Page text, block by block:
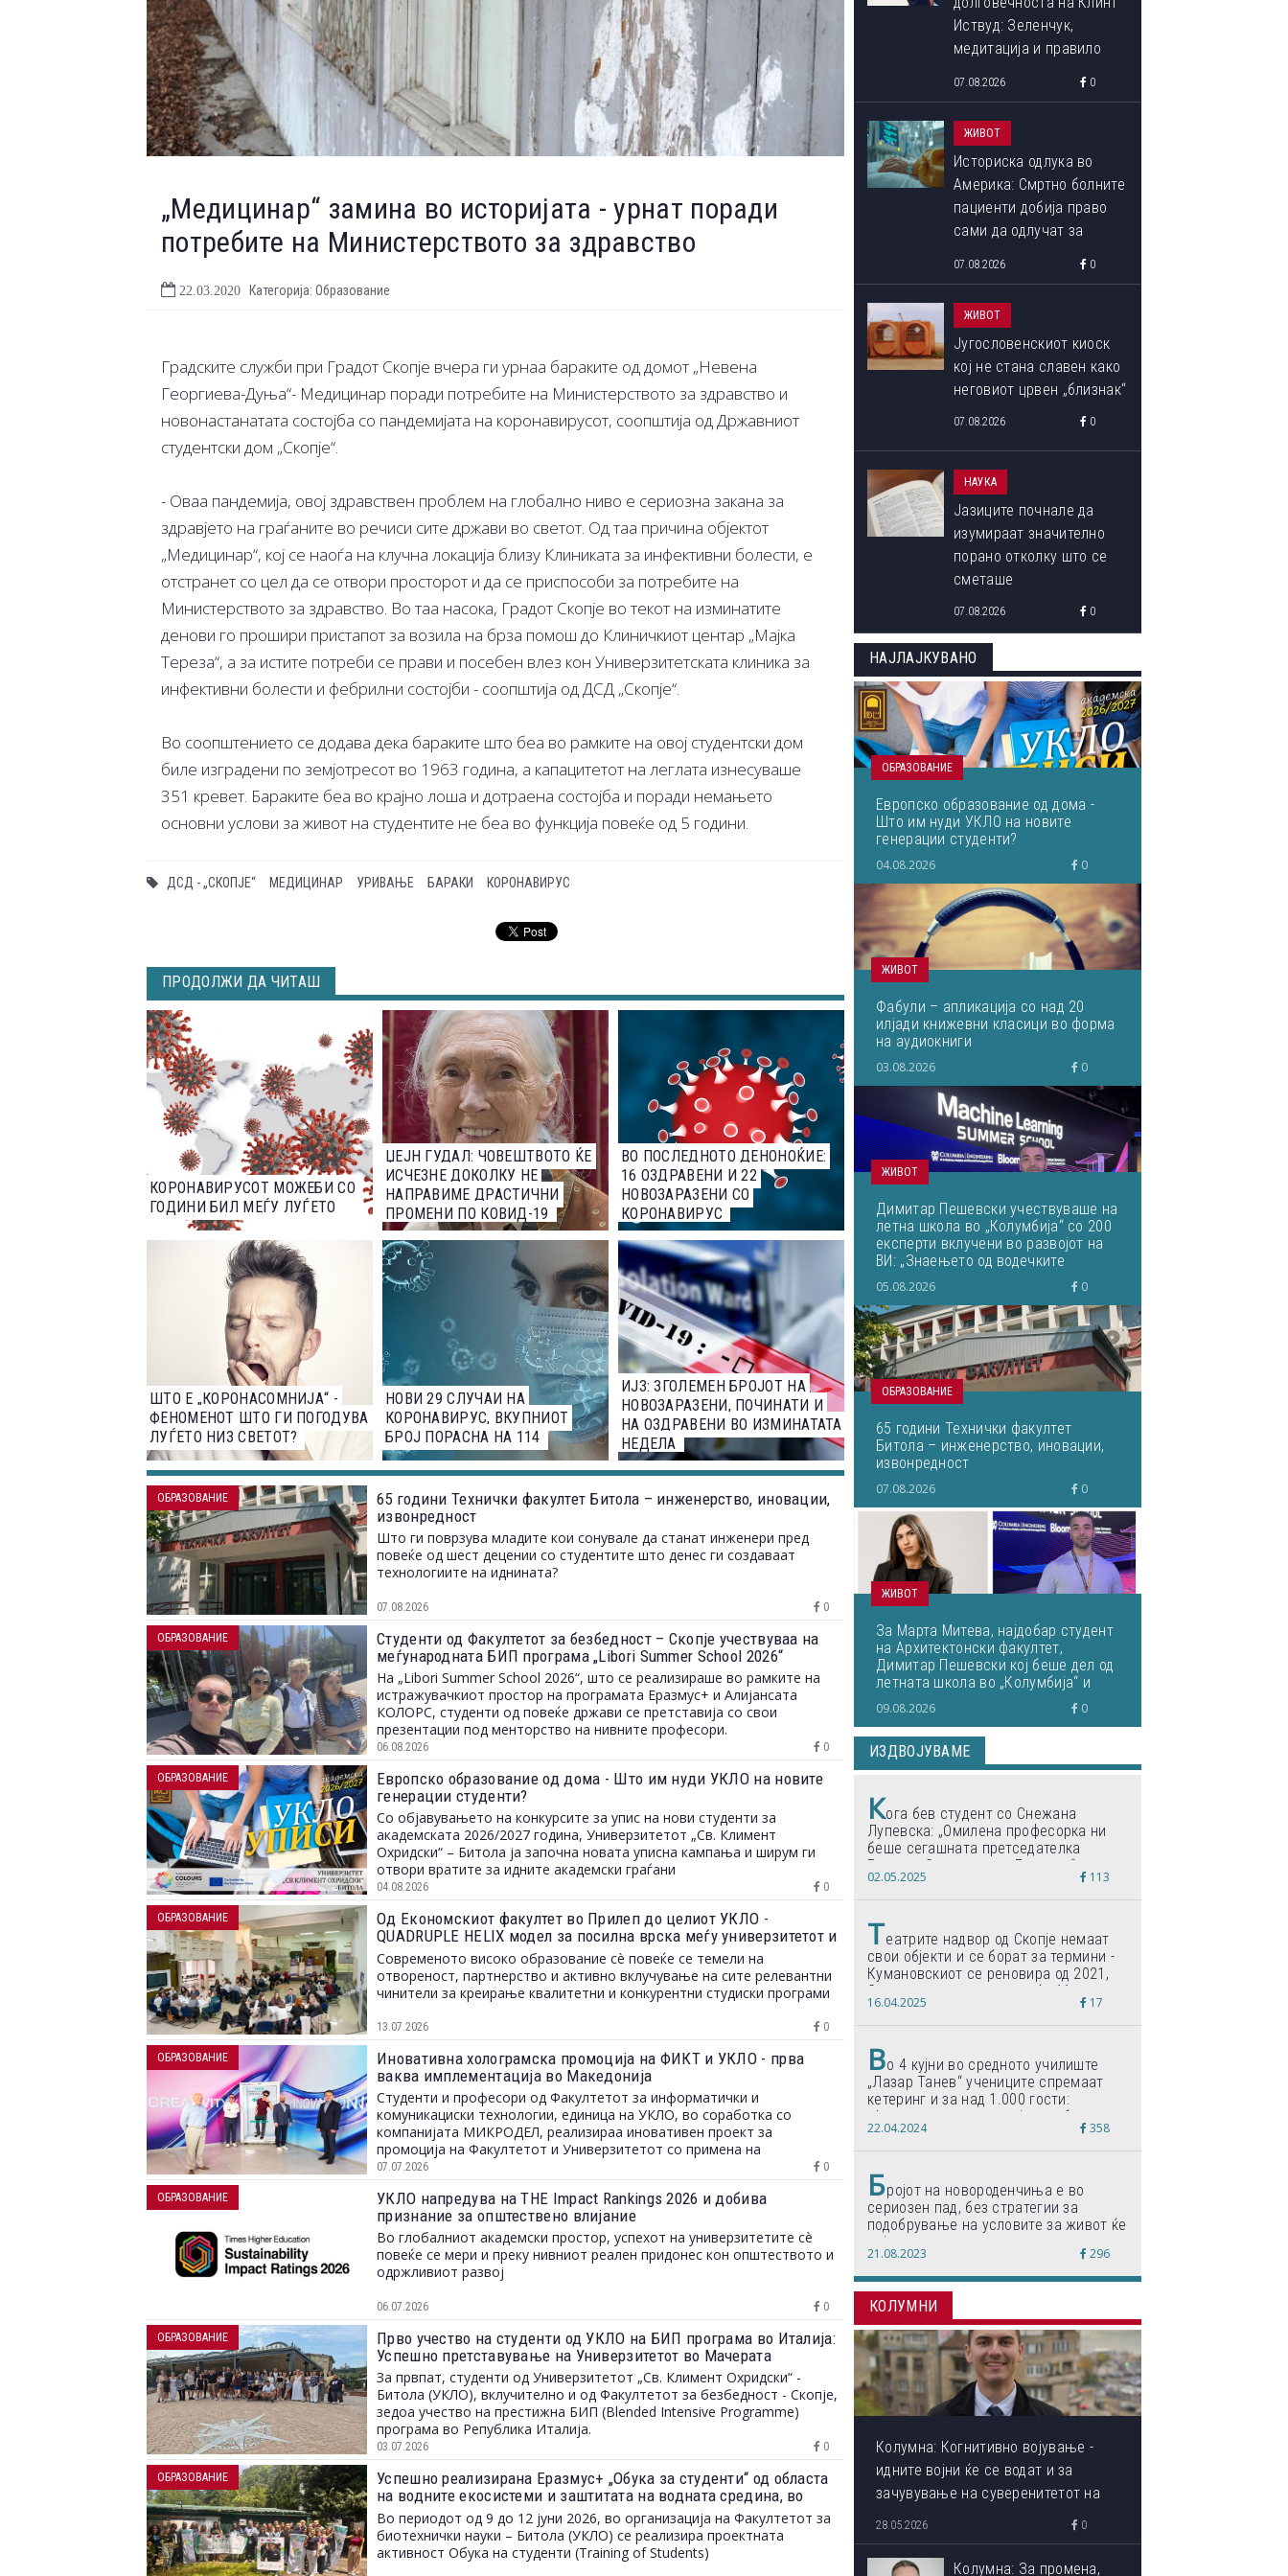
„Медицинар“ замина во историјата - урнат поради
потребите на Министерството за здравство
22.03.2020 Категорија: Образование
Градските служби при Градот Скопје вчера ги урнаа бараките од домот „Невена
Георгиева-Дуња“- Медицинар поради потребите на Министерството за здравство и
новонастанатата состојба со пандемијата на коронавирусот, соопштија од Државниот
студентски дом „Скопје“.
- Оваа пандемија, овој здравствен проблем на глобално ниво е сериозна закана за
здравјето на граѓаните во речиси сите држави во светот. Од таа причина објектот
„Медицинар“, кој се наоѓа на клучна локација близу Клиниката за инфективни болести, е
отстранет со цел да се отвори просторот и да се приспособи за потребите на
Министерството за здравство. Во таа насока, Градот Скопје во текот на изминатите
денови го прошири пристапот за возила на брза помош до Клиничкиот центар „Мајка
Тереза“, а за истите потреби се прави и посебен влез кон Универзитетската клиника за
инфективни болести и фебрилни состојби - соопштија од ДСД „Скопје“.
Во соопштението се додава дека бараките што беа во рамките на овој студентски дом
биле изградени по земјотресот во 1963 година, а капацитетот на леглата изнесуваше
351 кревет. Бараките беа во крајно лоша и дотраена состојба и поради немањето
основни услови за живот на студентите не беа во функција повеќе од 5 години.
ДСД - „СКОПЈЕ“ МЕДИЦИНАР УРИВАЊЕ БАРАКИ КОРОНАВИРУС
ПРОДОЛЖИ ДА ЧИТАШ
КОРОНАВИРУСОТ МОЖЕБИ СО
ГОДИНИ БИЛ МЕЃУ ЛУЃЕТО
ЏЕЈН ГУДАЛ: ЧОВЕШТВОТО ЌЕ
ИСЧЕЗНЕ ДОКОЛКУ НЕ
НАПРАВИМЕ ДРАСТИЧНИ
ПРОМЕНИ ПО КОВИД-19
ВО ПОСЛЕДНОТО ДЕНОНОЌИЕ:
16 ОЗДРАВЕНИ И 22
НОВОЗАРАЗЕНИ СО
КОРОНАВИРУС
ШТО Е „КОРОНАСОМНИЈА“ -
ФЕНОМЕНОТ ШТО ГИ ПОГОДУВА
ЛУЃЕТО НИЗ СВЕТОТ?
НОВИ 29 СЛУЧАИ НА
КОРОНАВИРУС, ВКУПНИОТ
БРОЈ ПОРАСНА НА 114
ИЈЗ: ЗГОЛЕМЕН БРОЈОТ НА
НОВОЗАРАЗЕНИ, ПОЧИНАТИ И
НА ОЗДРАВЕНИ ВО ИЗМИНАТАТА
НЕДЕЛА
65 години Технички факултет Битола – инженерство, иновации,
извонредност
Што ги поврзува младите кои сонувале да станат инженери пред
повеќе од шест децении со студентите што денес ги создаваат
технологиите на иднината?
07.08.2026 0
ОБРАЗОВАНИЕ
Студенти од Факултетот за безбедност – Скопје учествуваа на
меѓународната БИП програма „Libori Summer School 2026“
На „Libori Summer School 2026“, што се реализираше во рамките на
истражувачкиот простор на програмата Еразмус+ и Алијансата
КОЛОРС, студенти од повеќе држави се претставија со свои
презентации под менторство на нивните професори.
06.08.2026 0
ОБРАЗОВАНИЕ
Европско образование од дома - Што им нуди УКЛО на новите
генерации студенти?
Со објавувањето на конкурсите за упис на нови студенти за
академската 2026/2027 година, Универзитетот „Св. Климент
Охридски“ – Битола ја започна новата уписна кампања и ширум ги
отвори вратите за идните академски граѓани
04.08.2026 0
ОБРАЗОВАНИЕ
Од Економскиот факултет во Прилеп до целиот УКЛО -
QUADRUPLE HELIX модел за посилна врска меѓу универзитетот и
пазарот на трудот
Современото високо образование сè повеќе се темели на
отвореност, партнерство и активно вклучување на сите релевантни
чинители за креирање квалитетни и конкурентни студиски програми
13.07.2026 0
ОБРАЗОВАНИЕ
Иновативна холограмска промоција на ФИКТ и УКЛО - прва
ваква имплементација во Македонија
Студенти и професори од Факултетот за информатички и
комуникациски технологии, единица на УКЛО, во соработка со
компанијата МИКРОДЕЛ, реализираа иновативен проект за
промоција на Факултетот и Универзитетот со примена на
холограмска технологија.
07.07.2026 0
ОБРАЗОВАНИЕ
УКЛО напредува на THE Impact Rankings 2026 и добива
признание за општествено влијание
Во глобалниот академски простор, успехот на универзитетите сè
повеќе се мери и преку нивниот реален придонес кон општеството и
одржливиот развој
06.07.2026 0
ОБРАЗОВАНИЕ
Прво учество на студенти од УКЛО на БИП програма во Италија:
Успешно претставување на Универзитетот во Мачерата
За првпат, студенти од Универзитетот „Св. Климент Охридски“ -
Битола (УКЛО), вклучително и од Факултетот за безбедност - Скопје,
зедоа учество на престижна БИП (Blended Intensive Programme)
програма во Република Италија.
03.07.2026 0
ОБРАЗОВАНИЕ
Успешно реализирана Еразмус+ „Обука за студенти“ од областа
на водните екосистеми и заштитата на водната средина, во
организација на Факултетот за биотехнички науки - Битола
(УКЛО)
Во периодот од 9 до 12 јуни 2026, во организација на Факултетот за
биотехнички науки – Битола (УКЛО) се реализира проектната
активност Обука на студенти (Training of Students)
ОБРАЗОВАНИЕ
Иствуд: Зеленчук,
медитација и правило
07.08.2026 0
ЖИВОТ
Историска одлука во
Америка: Смртно болните
пациенти добија право
сами да одлучат за
07.08.2026 0
ЖИВОТ
Југословенскиот киоск
кој не стана славен како
неговиот црвен „близнак“
07.08.2026 0
НАУКА
Јазиците почнале да
изумираат значително
порано отколку што се
сметаше
07.08.2026 0
НАЈЛАЈКУВАНО
ОБРАЗОВАНИЕ
Европско образование од дома -
Што им нуди УКЛО на новите
генерации студенти?
04.08.2026 0
ЖИВОТ
Фабули – апликација со над 20
илјади книжевни класици во форма
на аудиокниги
03.08.2026 0
ЖИВОТ
Димитар Пешевски учествуваше на
летна школа во „Колумбија“ со 200
експерти вклучени во развојот на
ВИ: „Знаењето од водечките
светски ВИ-истражувачи ќе им го
пренесам на студентите“
05.08.2026 0
ОБРАЗОВАНИЕ
65 години Технички факултет
Битола – инженерство, иновации,
извонредност
07.08.2026 0
ЖИВОТ
За Марта Митева, најдобар студент
на Архитектонски факултет,
Димитар Пешевски кој беше дел од
летната школа во „Колумбија“ и
Јована Цветковска, најдобар
студент на Медицина... Што
пишувавме неделава
09.08.2026 0
ИЗДВОЈУВАМЕ
Кога бев студент со Снежана
Лупевска: „Омилена професорка ни
беше сегашната претседателка
Гордана Сиљановска-Давкова“
02.05.2025 113
Театрите надвор од Скопје немаат
свои објекти и се борат за термини -
Кумановскиот се реновира од 2021,
Струмичкиот се гради веќе 11 години
16.04.2025 17
Во 4 кујни во средното училиште
„Лазар Танев“ учениците спремаат
кетеринг и за над 1.000 гости:
„Формиравме компанија и работиме
по светски стандарди“
22.04.2024 358
Бројот на новороденчиња е во
сериозен пад, без стратегии за
подобрување на условите за живот ќе
дојде до затворање на училишта,
предупредуваат експертите
21.08.2023 296
КОЛУМНИ
Колумна: Когнитивно војување -
идните војни ќе се водат и за
зачувување на суверенитетот на
сопствениот ум
28.05.2026 0
Колумна: За промена,